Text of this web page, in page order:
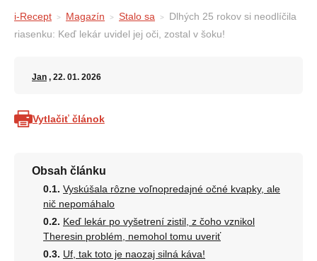
i-Recept Magazín Stalo sa
Dlhých 25 rokov si neodlíčila
riasenku: Keď lekár uvidel jej oči, zostal v šoku!
Jan , 22. 01. 2026
Vytlačiť článok
Obsah článku
Vyskúšala rôzne voľnopredajné očné kvapky, ale
nič nepomáhalo
Keď lekár po vyšetrení zistil, z čoho vznikol
Theresin problém, nemohol tomu uveriť
Uf, tak toto je naozaj silná káva!